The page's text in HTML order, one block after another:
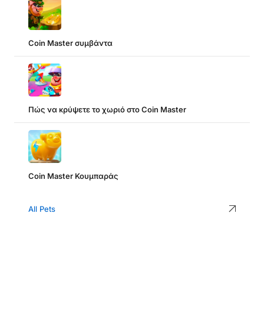
Coin Master συμβάντα
Πώς να κρύψετε το χωριό στο Coin Master
Coin Master Κουμπαράς
All Pets